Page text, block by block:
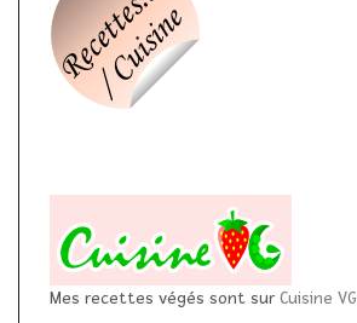
Mes recettes végés sont sur Cuisine VG